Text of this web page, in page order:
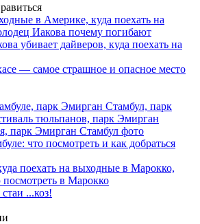
— самое страшное и опасное место
что посмотреть и как добраться
...коз!